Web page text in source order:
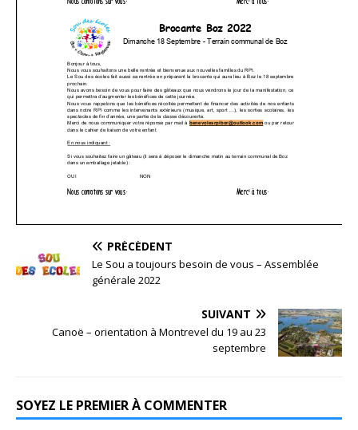
PRÉCÉDENT
Le Sou a toujours besoin de vous – Assemblée
générale 2022
SUIVANT
Canoë – orientation à Montrevel du 19 au 23
septembre
SOYEZ LE PREMIER À COMMENTER